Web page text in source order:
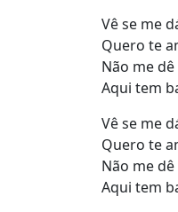
Vê se me
Quero te
Não me
Aqui tem
Vê se me
Quero te
Não me
Aqui tem